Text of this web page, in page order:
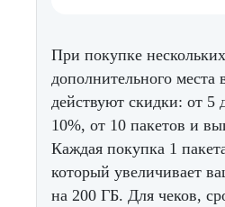
При покупке
дополнительного места
действуют скидки: от
10%, от 10 пакетов и
Каждая покупка 1
который увеличивает
на 200 ГБ. Для чеков,